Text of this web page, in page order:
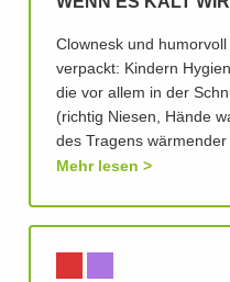
Clownesk und
verpackt: Kindern
die vor allem in der
(richtig Niesen, Hände
des Tragens
Mehr lesen